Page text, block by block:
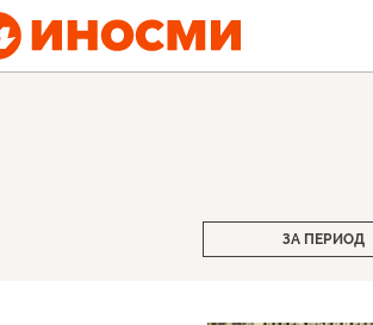
ЗА ПЕРИОД